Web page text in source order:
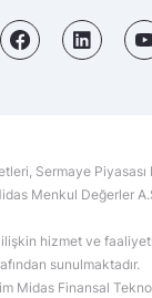
Sermaye Piyasası
Menkul Değerler
hizmet ve
sunulmaktadır.
Midas Finansal